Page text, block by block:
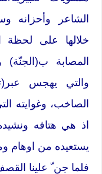
الشاعر وأحزانه
خلالها على لحظة
المصابة ب(الجنّة)
والتي يهجس
الصاخب، وغوايته
اذ هي هتافه
يستعيده من اوهام
فلما جن ّ علينا